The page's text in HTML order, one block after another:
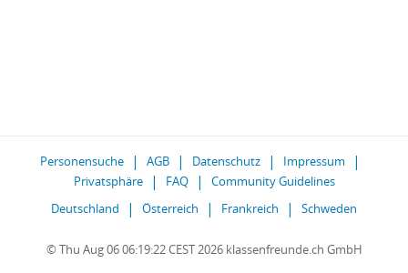
Personensuche AGB Datenschutz
Impressum
Privatsphäre
FAQ
Community Guidelines
Deutschland
Österreich Frankreich Schweden
© Thu Aug 06 06:19:22 CEST 2026 klassenfreunde.ch GmbH